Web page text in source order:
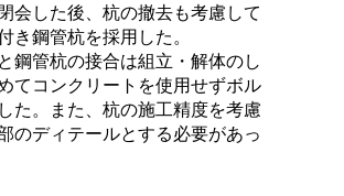
会した後、杭の撤去も考慮して
き鋼管杭を採用した。
鋼管杭の接合は組立・解体のし
てコンクリートを使用せずボル
た。また、杭の施工精度を考慮
のディテールとする必要があっ